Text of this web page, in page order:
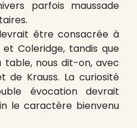
parfois maussade
être consacrée à
Coleridge, tandis que
table, nous dit-on, avec
de Krauss. La curiosité
évocation devrait
le caractère bienvenu